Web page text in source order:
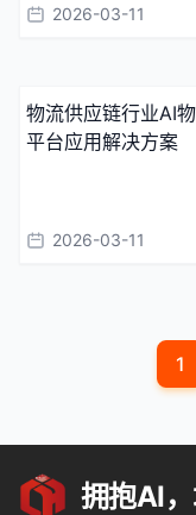
2026-03-11
物流供应链行业AI
平台应用解决方案
2026-03-11
1
拥抱AI，